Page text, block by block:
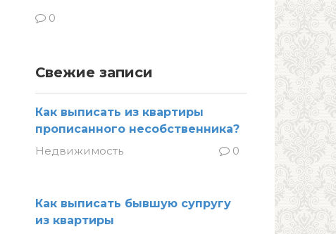
0
Свежие записи
Как выписать из квартиры
прописанного несобственника?
Недвижимость
0
Как выписать бывшую супругу
из квартиры